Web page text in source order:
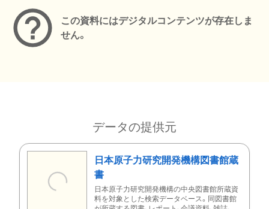
この資料にはデジタルコンテンツが存在しま
せん。
データの提供元
日本原子力研究開発機構図書館蔵
書
日本原子力研究開発機構の中央図書館所蔵資
料を対象とした検索データベース。同図書館